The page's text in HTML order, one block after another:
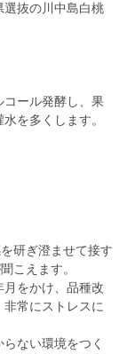
選抜の川中島白桃
ール発酵し、果
を多くします。
研ぎ澄ませて接す
こえます。
をかけ、品種改
常にストレスに
ない環境をつく